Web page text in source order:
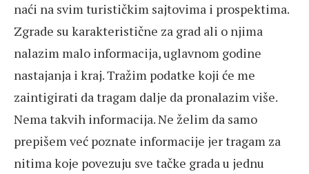
naći na svim turističkim sajtovima i prospektima.
Zgrade su karakteristične za grad ali o njima
nalazim malo informacija, uglavnom godine
nastajanja i kraj. Tražim podatke koji će me
zaintigirati da tragam dalje da pronalazim više.
Nema takvih informacija. Ne želim da samo
prepišem već poznate informacije jer tragam za
nitima koje povezuju sve tačke grada u jednu